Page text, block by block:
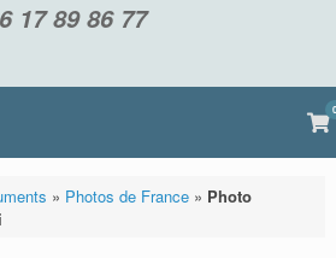
17 89 86 77
0
» Photos de France» Photo